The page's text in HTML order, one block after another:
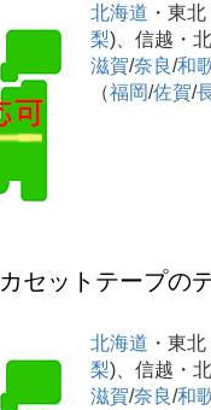
北海道 ・東北
梨)、信越・
滋賀/奈良/和
（福岡/佐賀/
カセットテープの
北海道 ・東北
梨)、信越・
滋賀/奈良/和